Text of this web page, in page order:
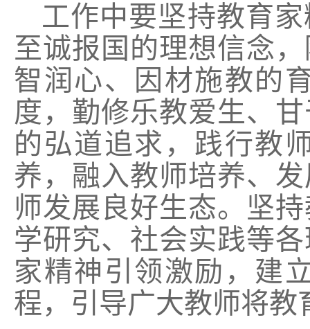
工作中要坚持教育
至诚报国的理想信念
智润心、因材施教的
度，勤修乐教爱生、
的弘道追求，践行教
养，融入教师培养、
师发展良好生态。坚
学研究、社会实践等
家精神引领激励，建
程，引导广大教师将